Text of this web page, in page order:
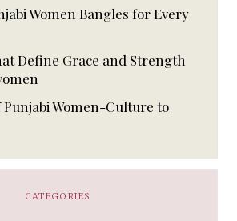
Women Bangles for Every
Define Grace and Strength
Punjabi Women-Culture to
CATEGORIES